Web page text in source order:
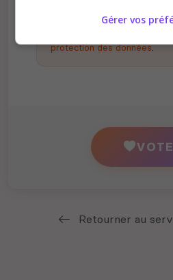
votre adresse IP à des fins
protection des données.
Retourner au
Gérer vos